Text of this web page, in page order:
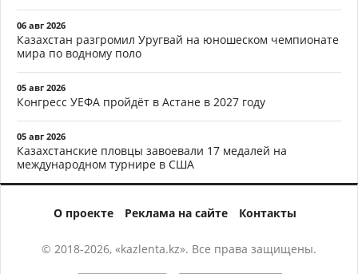
06 авг 2026
Казахстан разгромил Уругвай на юношеском чемпионате
мира по водному поло
05 авг 2026
Конгресс УЕФА пройдёт в Астане в 2027 году
05 авг 2026
Казахстанские пловцы завоевали 17 медалей на
международном турнире в США
О проекте Реклама на сайте Контакты
© 2018-2026, «kazlenta.kz». Все права защищены.